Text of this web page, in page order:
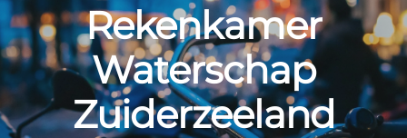
Rekenkamer
Waterschap
Zuiderzeeland